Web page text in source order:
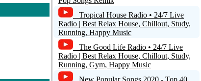
Tropical House Radio • 24/7 Live
Radio | Best Relax House, Chillout, Study,
Running, Happy Music
The Good Life Radio • 24/7 Live
Radio | Best Relax House, Chillout, Study,
Running, Gym, Happy Music
New Popular Songs 2020 - Top 40